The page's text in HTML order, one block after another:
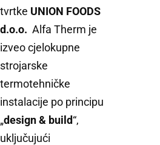
tvrtke UNION FOODS
d.o.o. Alfa Therm je
izveo cjelokupne
strojarske
termotehničke
instalacije po principu
„design & build“,
uključujući